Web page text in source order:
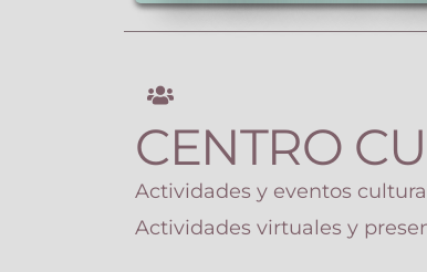
CENTRO
Actividades y eventos
Actividades virtuales y